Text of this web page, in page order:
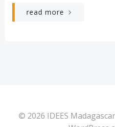
read more
© 2026 IDEES